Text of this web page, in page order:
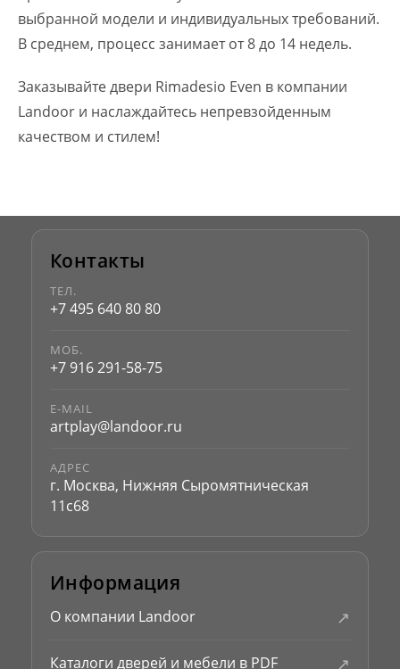
выбранной модели и индивидуальных требований.
В среднем, процесс занимает от 8 до 14 недель.
Заказывайте двери Rimadesio Even в компании
Landoor и наслаждайтесь непревзойденным
качеством и стилем!
Контакты
ТЕЛ.
+7 495 640 80 80
МОБ.
+7 916 291-58-75
E-MAIL
artplay@landoor.ru
АДРЕС
г. Москва, Нижняя Сыромятническая
11с68
Информация
О компании Landoor ↗
Каталоги дверей и мебели в PDF ↗